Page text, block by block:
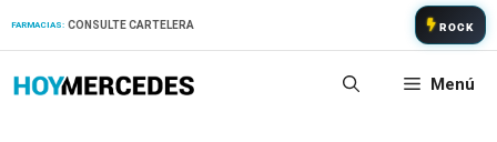
FARMACIAS: CONSULTE CARTELERA ROCK
Menú